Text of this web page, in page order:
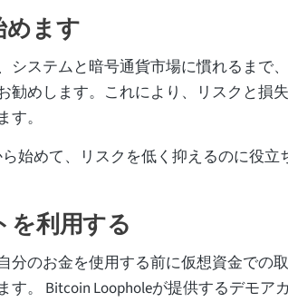
めます
システムと暗号通貨市場に慣れるまで
勧めします。これにより、リスクと損
す。
始めて、リスクを低く抑えるのに役立
を利用する
分のお金を使用する前に仮想資金での
す。 Bitcoin Loopholeが提供するデモア